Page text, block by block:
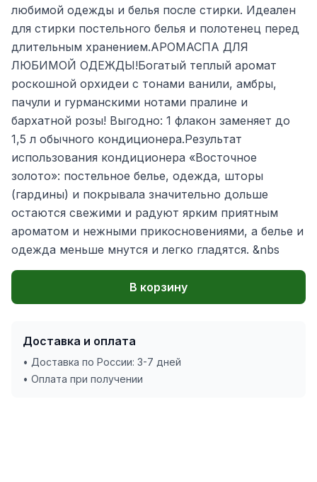
любимой одежды и белья после стирки. Идеален
для стирки постельного белья и полотенец перед
длительным хранением.АРОМАСПА ДЛЯ
ЛЮБИМОЙ ОДЕЖДЫ!Богатый теплый аромат
роскошной орхидеи с тонами ванили, амбры,
пачули и гурманскими нотами пралине и
бархатной розы! Выгодно: 1 флакон заменяет до
1,5 л обычного кондиционера.Результат
использования кондиционера «Восточное
золото»: постельное белье, одежда, шторы
(гардины) и покрывала значительно дольше
остаются свежими и радуют ярким приятным
ароматом и нежными прикосновениями, а белье и
одежда меньше мнутся и легко гладятся. &nbs
В корзину
Доставка и оплата
• Доставка по России: 3-7 дней
• Оплата при получении